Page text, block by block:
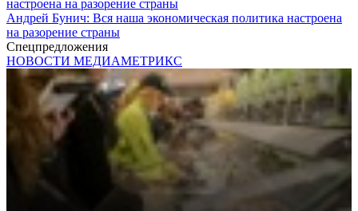
Андрей Бунич: Вся наша экономическая политика настроена
на разорение страны
Спецпредложения
НОВОСТИ МЕДИАМЕТРИКС